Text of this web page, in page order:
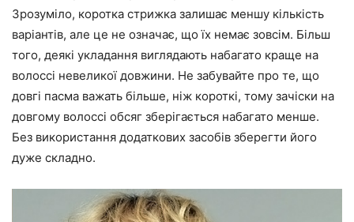
Зрозуміло, коротка стрижка залишає меншу кількість
варіантів, але це не означає, що їх немає зовсім. Більш
того, деякі укладання виглядають набагато краще на
волоссі невеликої довжини. Не забувайте про те, що
довгі пасма важать більше, ніж короткі, тому зачіски на
довгому волоссі обсяг зберігається набагато менше.
Без використання додаткових засобів зберегти його
дуже складно.